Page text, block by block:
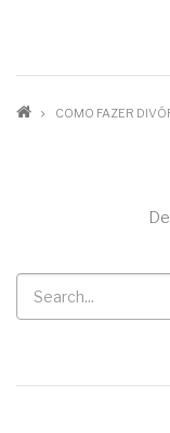
TRILHA
COMO FAZER